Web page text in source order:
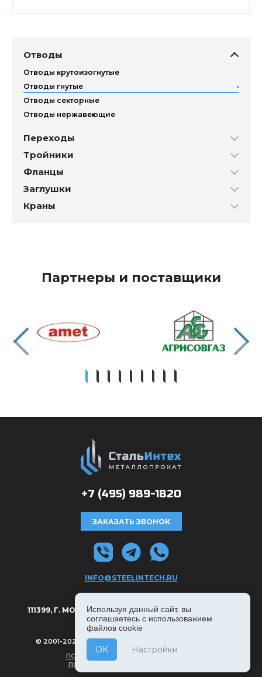
Отводы
Отводы крутоизогнутые
Отводы гнутые
Отводы секторные
Отводы нержавеющие
Переходы
Тройники
Фланцы
Заглушки
Краны
Партнеры и поставщики
+7 (495)989-1820
ЗАКАЗАТЬ ЗВОНОК
INFO@STEELINTECH.RU
111399, Г. МОСКВА, РЯЗАНСКИЙ ПРОСПЕКТ Д. 8А, С. 1.
© 2001-2026, СТАЛЬИНТЕХ — ВСЕ ПРАВА ЗАЩИЩЕНЫ
ПОЛИТИКА КОНФИДЕНЦИАЛЬНОСТИ
ПОЛЬЗОВАТЕЛЬСКОЕ СОГЛАШЕНИЕ
Используя данный сайт, вы
соглашаетесь с использованием
файлов cookie
OK Настройки